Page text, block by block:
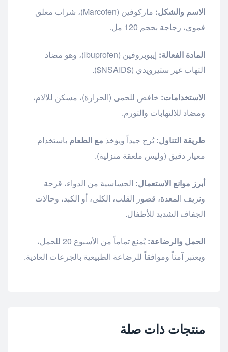
الاسم والشكل:
ماركوفين (Marcofen)، شراب معلق
فموي، زجاجة بحجم 120 مل.
المادة الفعالة:
إيبوبروفين (Ibuprofen)، وهو مضاد
التهاب غير ستيرويدي ($NSAID$
).
الاستخدامات: خافض للحمى (الحرارة)، مسكن للآلام،
ومضاد للالتهابات والتورم.
طريقة التناول:يُرج جيداً ويؤخذ مع الطعام باستخدام
معيار دقيق (وليس ملعقة منزلية).
أبرز موانع الاستعمال: الحساسية من الدواء، قرحة
ونزيف المعدة، قصور القلب، الكلى، أو الكبد، وحالات
الجفاف الشديد للأطفال.
الحمل والرضاعة:
يُمنع تماماً من الأسبوع 20 للحمل،
ويعتبر آمناً وموافقاً للرضاعة الطبيعية بالجرعات العادية.
منتجات ذات صلة